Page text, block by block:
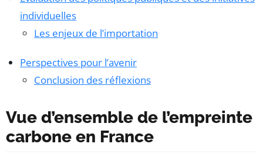
individuelles
Les enjeux de l’importation
Perspectives pour l’avenir
Conclusion des réflexions
Vue d’ensemble de l’empreinte
carbone en France